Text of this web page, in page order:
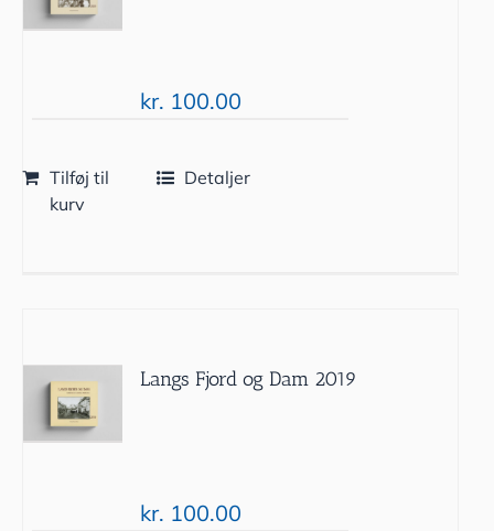
kr. 100.00
Tilføj til
kurv
Detaljer
Langs Fjord og Dam 2019
kr. 100.00